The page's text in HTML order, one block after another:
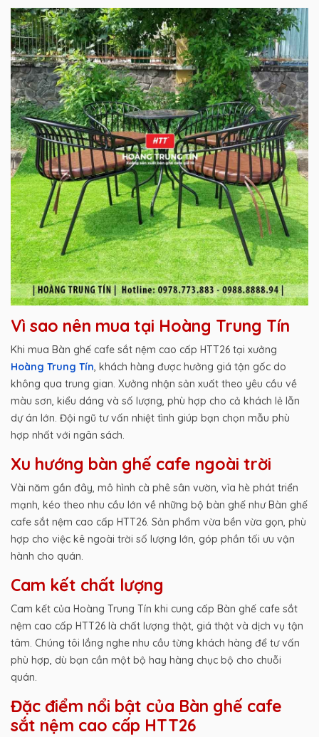
Vì sao nên mua tại Hoàng Trung Tín
Khi mua Bàn ghế cafe sắt nệm cao cấp HTT26 tại xưởng
Hoàng Trung Tín , khách hàng được hưởng giá tận gốc do
không qua trung gian. Xưởng nhận sản xuất theo yêu cầu về
màu sơn, kiểu dáng và số lượng, phù hợp cho cả khách lẻ lẫn
dự án lớn. Đội ngũ tư vấn nhiệt tình giúp bạn chọn mẫu phù
hợp nhất với ngân sách.
Xu hướng bàn ghế cafe ngoài trời
Vài năm gần đây, mô hình cà phê sân vườn, vỉa hè phát triển
mạnh, kéo theo nhu cầu lớn về những bộ bàn ghế như Bàn ghế
cafe sắt nệm cao cấp HTT26. Sản phẩm vừa bền vừa gọn, phù
hợp cho việc kê ngoài trời số lượng lớn, góp phần tối ưu vận
hành cho quán.
Cam kết chất lượng
Cam kết của Hoàng Trung Tín khi cung cấp Bàn ghế cafe sắt
nệm cao cấp HTT26 là chất lượng thật, giá thật và dịch vụ tận
tâm. Chúng tôi lắng nghe nhu cầu từng khách hàng để tư vấn
phù hợp, dù bạn cần một bộ hay hàng chục bộ cho chuỗi
quán.
Đặc điểm nổi bật của Bàn ghế cafe
sắt nệm cao cấp HTT26